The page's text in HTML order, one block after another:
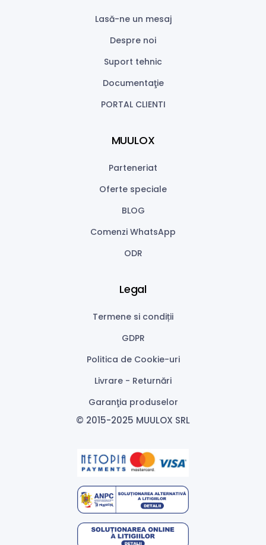
Lasă-ne un mesaj
Despre noi
Suport tehnic
Documentaţie
PORTAL CLIENTI
MUULOX
Parteneriat
Oferte speciale
BLOG
Comenzi WhatsApp
ODR
Legal
Termene si condiții
GDPR
Politica de Cookie-uri
Livrare - Returnări
Garanţia produselor
© 2015-2025 MUULOX SRL